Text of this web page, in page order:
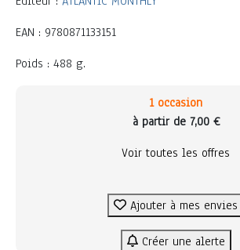
EAN : 9780871133151
Poids : 488 g.
1 occasion
à partir de 7,00 €
Voir toutes les offres
Ajouter à mes envies
Créer une alerte